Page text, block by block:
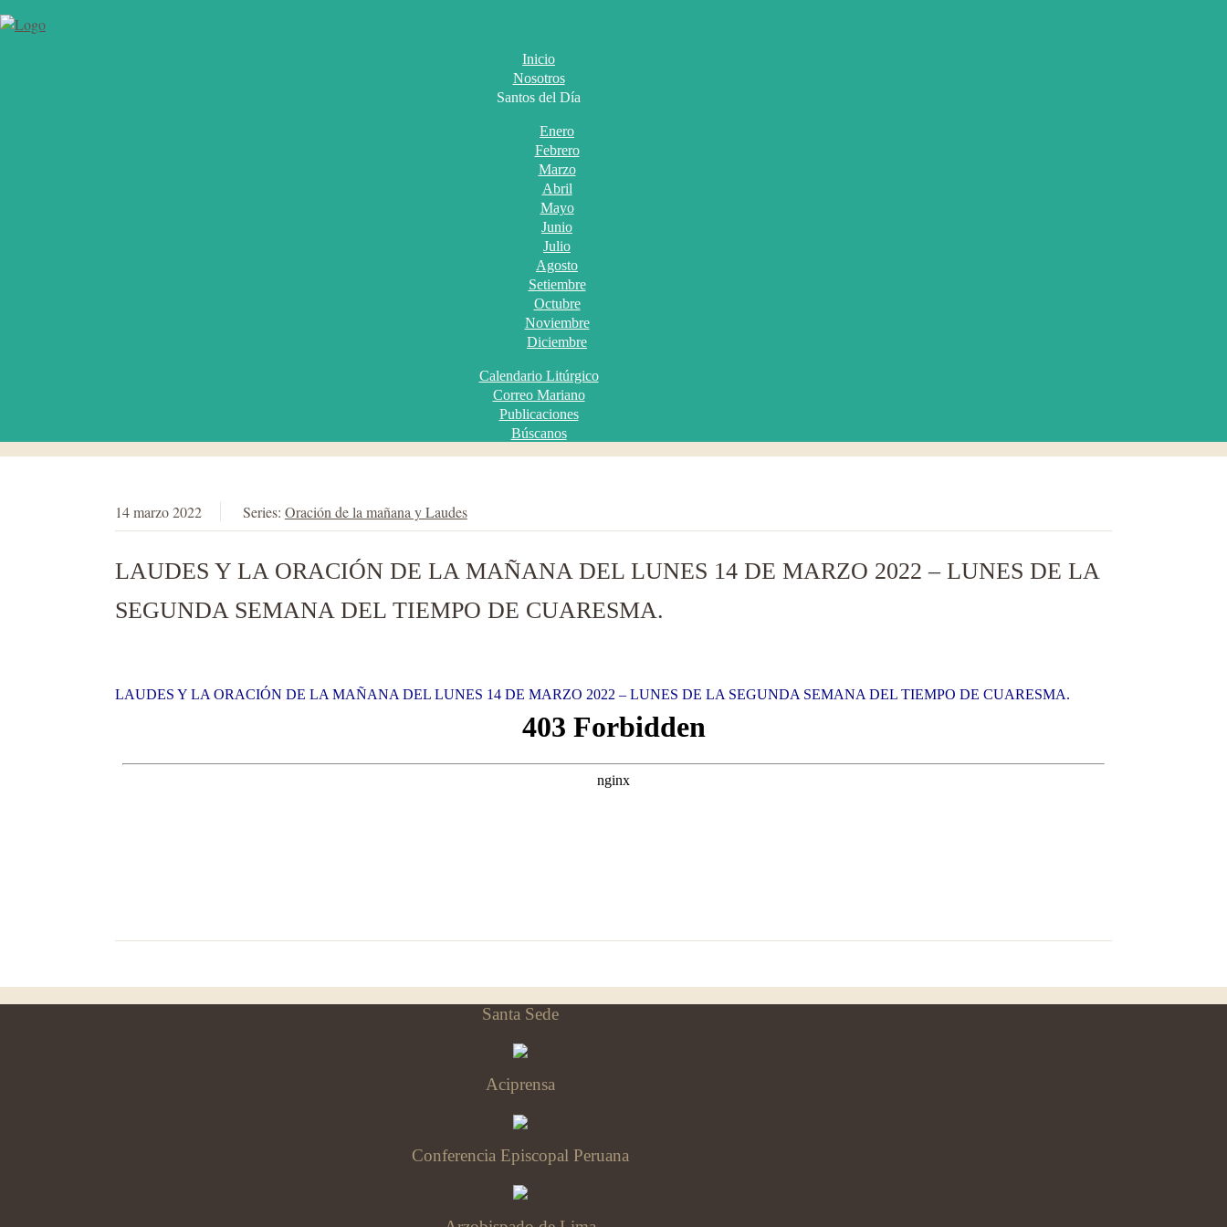
Inicio
Nosotros
Santos del Día
Enero
Febrero
Marzo
Abril
Mayo
Junio
Julio
Agosto
Setiembre
Octubre
Noviembre
Diciembre
Calendario Litúrgico
Correo Mariano
Publicaciones
Búscanos
14 marzo 2022 Series: Oración de la mañana y Laudes
LAUDES Y LA ORACIÓN DE LA MAÑANA DEL LUNES 14 DE MARZO 2022 – LUNES DE LA
SEGUNDA SEMANA DEL TIEMPO DE CUARESMA.
LAUDES Y LA ORACIÓN DE LA MAÑANA DEL LUNES 14 DE MARZO 2022 – LUNES DE LA SEGUNDA SEMANA DEL TIEMPO DE CUARESMA.
Santa Sede
Aciprensa
Conferencia Episcopal Peruana